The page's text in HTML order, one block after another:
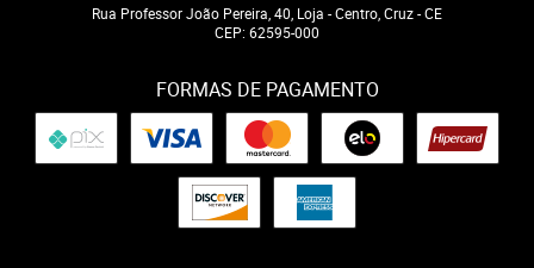
Rua Professor João Pereira, 40, Loja -Centro, Cruz-CE
CEP: 62595-000
FORMAS DE PAGAMENTO